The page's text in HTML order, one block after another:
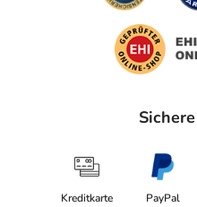
Reiz- und Genussmittel
sonstige Arzneimittel
Apotheker.
Warnhinweise: Da keine
sollte das Arzneimittel nur nach
Jugendlichen unter 18 Jahren
dem homöopathisch erfahrenen
Kreditkarte PayPal